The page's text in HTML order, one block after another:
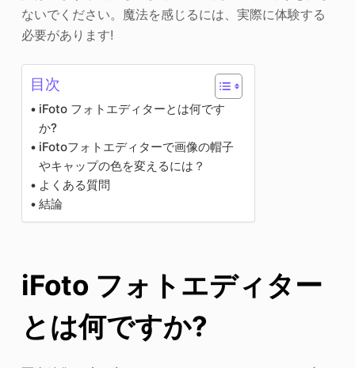
ないでください。魔法を感じるには、実際に体験する
必要があります!
目次
iFoto フォトエディターとは何です
か?
iFotoフォトエディターで画像の帽子
やキャップの色を変えるには？
よくある質問
結論
iFoto フォトエディター
とは何ですか?